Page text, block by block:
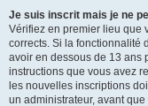
Je suis inscrit mais je ne
Vérifiez en premier lieu que
corrects. Si la fonctionnalité
avoir en dessous de 13 ans
instructions que vous avez
les nouvelles inscriptions
un administrateur, avant